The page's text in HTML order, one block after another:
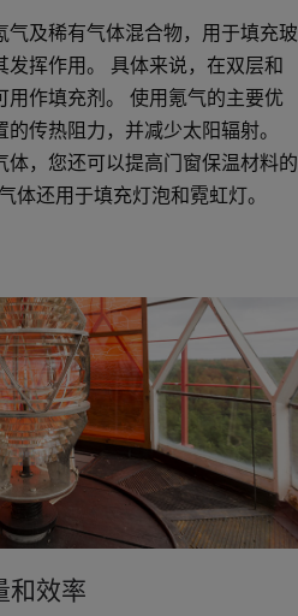
及稀有气体混合物，用于填充玻
挥作用。 具体来说，在双层和
作填充剂。 使用氪气的主要优
传热阻力，并减少太阳辐射。
，您还可以提高门窗保温材料的
体还用于填充灯泡和霓虹灯。
和效率